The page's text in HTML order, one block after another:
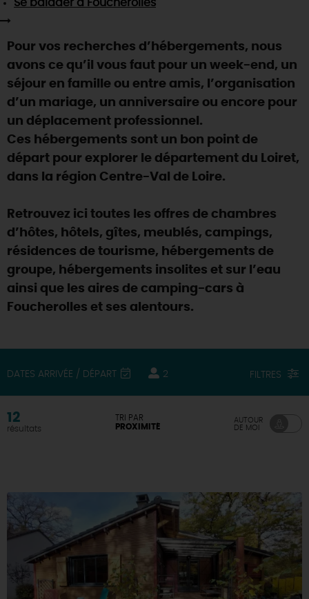
Visitesgourmandesetcréatives
Chic,une aire de pique-nique
Par ici lesguinguettes
Que rapporter du Loiret ?
La Route desMétiers d'Art
TOUT L'ART DE VIVRE
(re)Découvrir les coulisses de la Faïencerie de
Expérimenterles parcours Baludik🕵️
Rendez-vous de la nature en 2026
Des sorties en famille dans le Loiret !
Où sortir ?
AUJOURD'HUI
TOUT L'AGENDA
SE REPÉRER,SE DÉPLACER
INFOS &SERVICES
RÉSERVERMAINTENANT
Se balader à Foucherolles
Pour vos recherches d’hébergements, nous
avons ce qu’il vous faut pour un week-end, un
séjour en famille ou entre amis, l’organisation
d’un mariage, un anniversaire ou encore pour
un déplacement professionnel.
Ces hébergements sont un bon point de
départ pour explorer le département du Loiret,
dans la région Centre-Val de Loire.
Retrouvez ici toutes les offres de chambres
d’hôtes, hôtels, gîtes, meublés, campings,
résidences de tourisme, hébergements de
groupe, hébergements insolites et sur l’eau
ainsi que les aires de camping-cars à
Foucherolles et ses alentours.
DATES ARRIVÉE / DÉPART 2 FILTRES
12
résultats
TRI PAR
PROXIMITÉ
AUTOUR
DE MOI